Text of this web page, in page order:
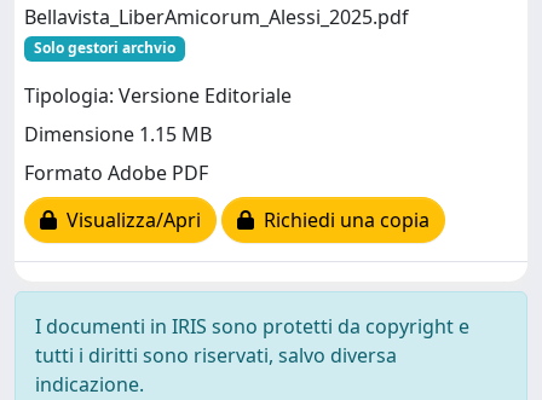
Bellavista_LiberAmicorum_Alessi_2025.pdf
Solo gestori archvio
Tipologia: Versione Editoriale
Dimensione 1.15 MB
Formato Adobe PDF
Visualizza/Apri
Richiedi una copia
I documenti in IRIS sono protetti da copyright e
tutti i diritti sono riservati, salvo diversa
indicazione.